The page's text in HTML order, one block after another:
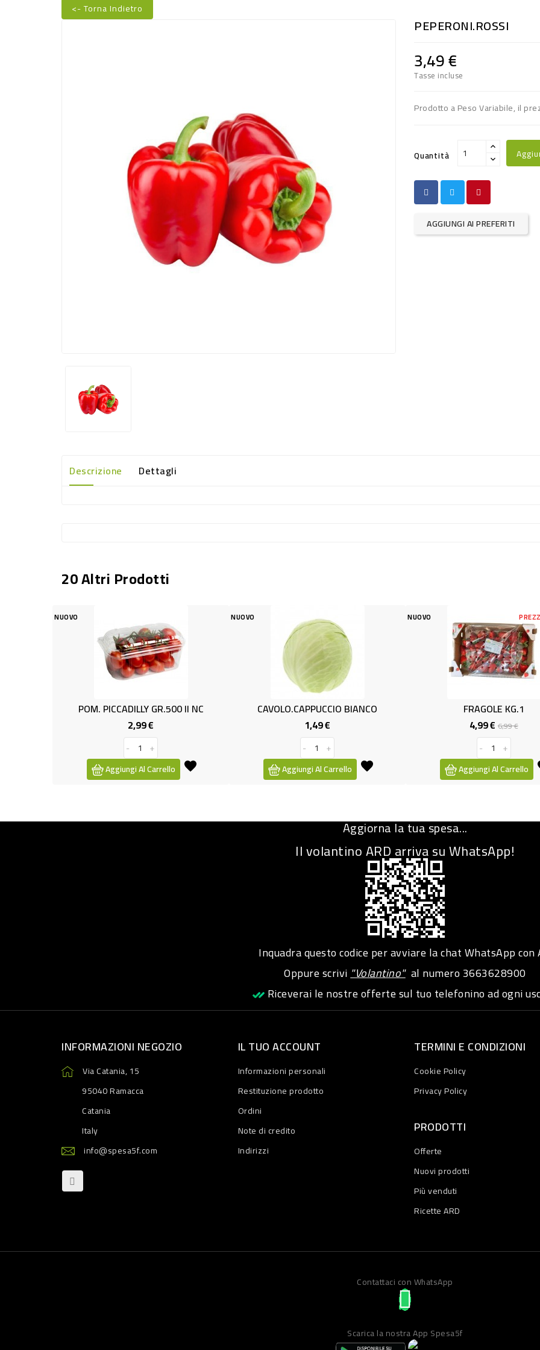
<- Torna Indietro
PEPERONI.ROSSI
3,49 €
Tasse incluse
Prodotto a Peso Variabile, il
Quantità
AGGIUNGI AI PREFERITI
Descrizione Dettagli
20 Altri Prodotti
POM. PICCADILLY GR.500 II NC
Aggiungi Al Carrello
CAVOLO.CAPPUCCIO BIANCO
Aggiungi Al Carrello
-2,00 €
Prezzo
Aggiungi Al Carrello
NUOVO
Aggiorna la tua spesa...
Il volantino ARD arriva su WhatsApp!
Inquadra questo codice per avviare la chat WhatsApp con
Oppure scrivi"Volantino"al numero3663628900
Riceverai le nostre offerte sul tuo telefonino ad ogni
INFORMAZIONI NEGOZIO
Via Catania, 15
95040 Ramacca
Catania
Italy
info@spesa5f.com
IL TUO ACCOUNT
Informazioni personali
Restituzione prodotto
Ordini
Note di credito
Indirizzi
TERMINI E CONDIZIONI
Cookie Policy
Privacy Policy
PRODOTTI
Offerte
Nuovi prodotti
Più venduti
Ricette ARD
Contattaci con WhatsApp
Scarica la nostra App Spesa5f